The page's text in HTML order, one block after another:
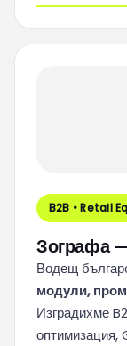
B2B • Retail
Зографа
Водещ
модули,
Изградихме
оптимизация,